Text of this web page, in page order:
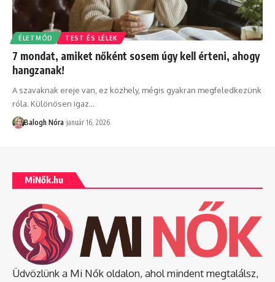
ÉLETMÓD TEST ÉS LÉLEK
7 mondat, amiket nőként sosem úgy kell érteni, ahogy
hangzanak!
A szavaknak ereje van, ez közhely, mégis gyakran megfeledkezünk
róla. Különösen igaz…
Balogh Nóra január 16, 2026
MiNők.hu
Üdvözlünk a Mi Nők oldalon, ahol mindent megtalálsz,